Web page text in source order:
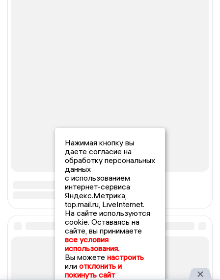
Нажимая кнопку вы
даете согласие на
обработку персональных
данных
с использованием
интернет-сервиса
Яндекс.Метрика,
top.mail.ru, LiveInternet.
На сайте используются
cookie. Оставаясь на
сайте, вы принимаете
все условия
использования.
Вы можете настроить
или отклонить и
покинуть сайт